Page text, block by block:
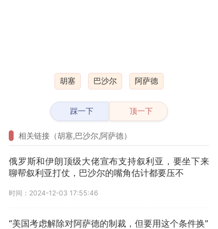
胡塞 巴沙尔 阿萨德
踩一下 顶一下
相关链接（胡塞,巴沙尔,阿萨德）
俄罗斯和伊朗顶级大佬宣布支持叙利亚，要坐下来
聊帮叙利亚打仗，巴沙尔的嘴角估计都要压不
时间：2024-12-03 17:55:46
“美国考虑解除对阿萨德的制裁，但要用这个条件换”